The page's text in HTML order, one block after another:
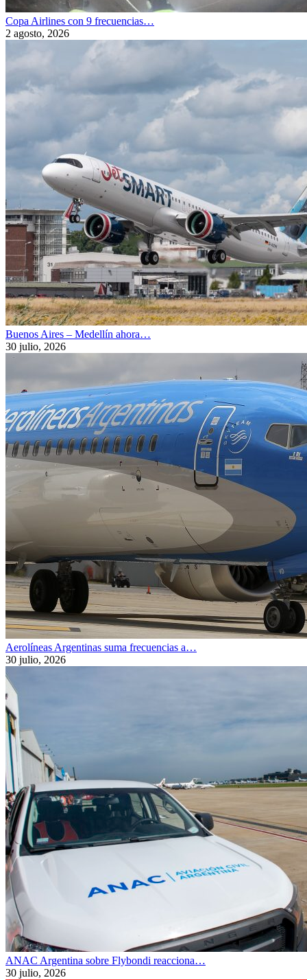
Copa Airlines con 9 frecuencias…
2 agosto, 2026
Buenos Aires – Medellín ahora…
30 julio, 2026
Aerolíneas Argentinas suma frecuencias a…
30 julio, 2026
ANAC Argentina sobre Flybondi reacciona…
30 julio, 2026